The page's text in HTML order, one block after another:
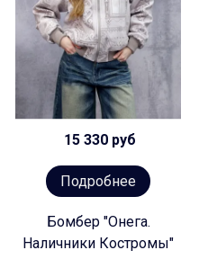
15 330 руб
Подробнее
Бомбер "Онега.
Наличники Костромы"